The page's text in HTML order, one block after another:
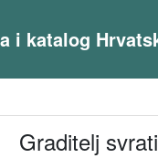
i katalog
Graditelj